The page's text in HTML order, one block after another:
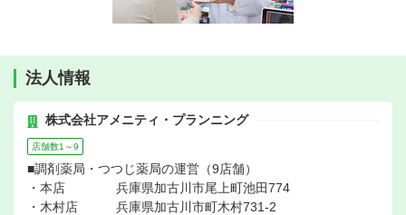
法人情報
株式会社アメニティ・プランニング
店舗数1～9
■調剤薬局・つつじ薬局の運営（9店舗）
・本店 兵庫県加古川市尾上町池田774
・木村店 兵庫県加古川市町木村731-2